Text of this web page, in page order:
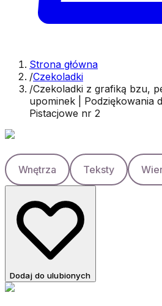
Strona główna
/Czekoladki
/Czekoladki z grafiką bzu,
upominek | Podziękowania
Pistacjowe nr 2
Wnętrza Teksty
Dodaj do ulubionych